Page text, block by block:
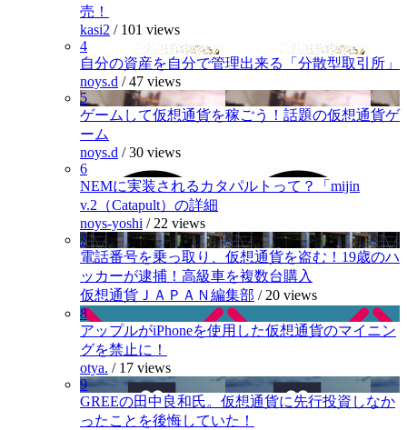
売！
kasi2 / 101 views
4
自分の資産を自分で管理出来る「分散型取引所」
noys.d /47 views
5
ゲームして仮想通貨を稼ごう！話題の仮想通貨ゲ
ーム
noys.d /30 views
6
NEMに実装されるカタパルトって？「mijin
v.2（Catapult）の詳細
noys-yoshi / 22 views
7
電話番号を乗っ取り、仮想通貨を盗む！19歳のハ
ッカーが逮捕！高級車を複数台購入
仮想通貨ＪＡＰＡＮ編集部 / 20 views
8
アップルがiPhoneを使用した仮想通貨のマイニン
グを禁止に！
otya. / 17 views
9
GREEの田中良和氏。仮想通貨に先行投資しなか
ったことを後悔していた！